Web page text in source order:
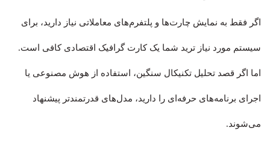
اگر فقط به نمایش چارت‌ها و پلتفرم‌های معاملاتی نیاز دارید، برای
سیستم مورد نیاز ترید شما یک کارت گرافیک اقتصادی کافی است.
اما اگر قصد تحلیل تکنیکال سنگین، استفاده از هوش مصنوعی یا
اجرای برنامه‌های حرفه‌ای را دارید، مدل‌های قدرتمندتر پیشنهاد
می‌شوند.